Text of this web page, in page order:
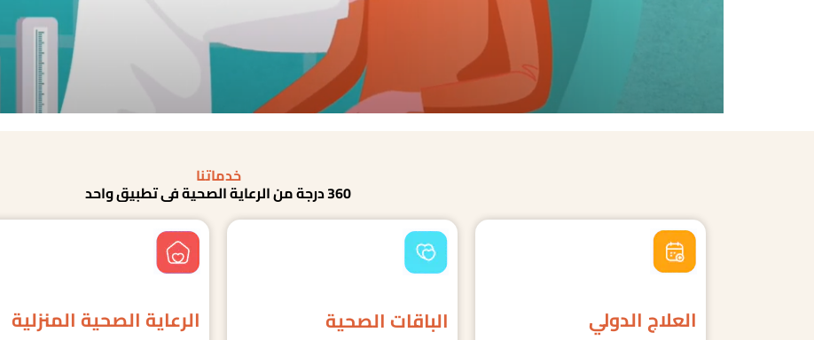
خدماتنا
360 درجة من الرعاية الصحية في تطبيق واحد
العلاج الدولي الباقات الصحية الرعاية الصحية المنزلية